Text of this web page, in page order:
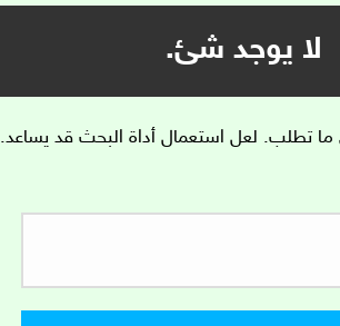
لا يوجد شئ.
ما تطلب. لعل استعمال أداة البحث قد يساعد.